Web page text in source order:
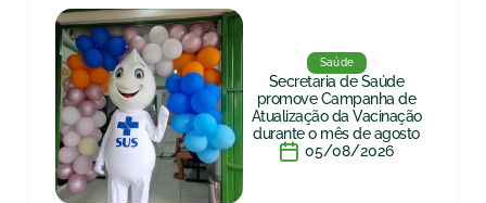
Saúde
Secretaria de Saúde
promove Campanha de
Atualização da Vacinação
durante o mês de agosto
05/08/2026